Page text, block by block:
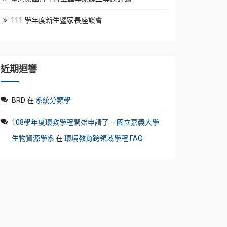
111 學年度新生暨家長座談會
近期迴響
BRD 在 系統分類學
108學年度環教學程開始申請了 – 國立嘉義大學
生物資源學系 在環境教育跨領域學程 FAQ